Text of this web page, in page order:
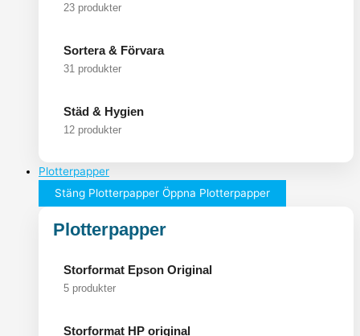
23 produkter
Sortera & Förvara
31 produkter
Städ & Hygien
12 produkter
Plotterpapper
Stäng Plotterpapper Öppna Plotterpapper
Plotterpapper
Storformat Epson Original
5 produkter
Storformat HP original